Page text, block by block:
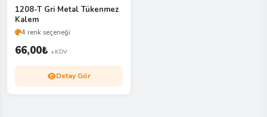
1208-T Gri Metal Tükenmez
Kalem
4 renk seçeneği
66,00₺ +KDV
Detay Gör